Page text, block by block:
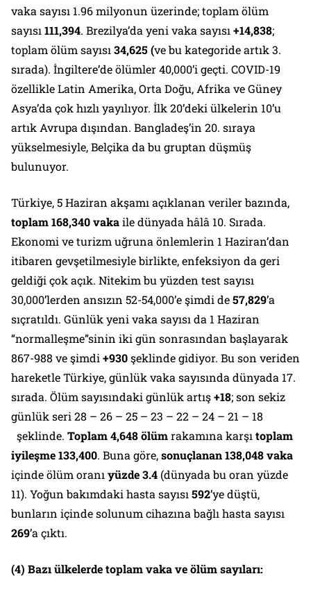
vaka sayısı 1.96 milyonun üzerinde; toplam ölüm
sayısı111,394. Brezilya’da yeni vaka sayısı+14,838;
toplam ölüm sayısı34,625 (ve bu kategoride artık 3.
sırada). İngiltere’de ölümler 40,000’i geçti. COVID-19
özellikle Latin Amerika, Orta Doğu, Afrika ve Güney
Asya’da çok hızlı yayılıyor. İlk 20’deki ülkelerin 10’u
artık Avrupa dışından. Bangladeş’in 20. sıraya
yükselmesiyle, Belçika da bu gruptan düşmüş
bulunuyor.
Türkiye, 5 Haziran akşamı açıklanan veriler bazında,
toplam 168,340 vakaile dünyada hâlâ 10. Sırada.
Ekonomi ve turizm uğruna önlemlerin 1 Haziran’dan
itibaren gevşetilmesiyle birlikte, enfeksiyon da geri
geldiği çok açık. Nitekim bu yüzden test sayısı
30,000’lerden ansızın 52-54,000’e şimdi de57,829’a
sıçratıldı. Günlük yeni vaka sayısı da 1 Haziran
“normalleşme”sinin iki gün sonrasından başlayarak
867-988 ve şimdi+930şeklinde gidiyor. Bu son veriden
hareketle Türkiye, günlük vaka sayısında dünyada 17.
sırada. Ölüm sayısındaki günlük artış+18; son sekiz
günlük seri 28 – 26 – 25 – 23 – 22 – 24 – 21 – 18
şeklinde. Toplam4,648 ölümrakamına karşıtoplam
iyileşme 133,400. Buna göre,sonuçlanan 138,048 vaka
içinde ölüm oranıyüzde 3.4(dünyada bu oran yüzde
11). Yoğun bakımdaki hasta sayısı592’ye düştü,
bunların içinde solunum cihazına bağlı hasta sayısı
269’a çıktı.
(4) Bazı ülkelerde toplam vaka ve ölüm sayıları: